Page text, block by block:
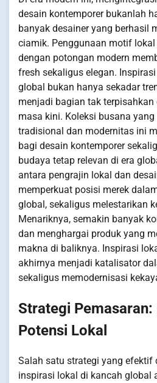
desain kontemporer bukanlah
banyak desainer yang berhasil
ciamik. Penggunaan motif
dengan potongan modern
fresh sekaligus elegan.
global bukan hanya sekadar
menjadi bagian tak
masa kini. Koleksi busana
tradisional dan modernitas ini
bagi desain kontemporer
budaya tetap relevan di era
antara pengrajin lokal dan
memperkuat posisi merek
global, sekaligus melestarikan
Menariknya, semakin banyak
dan menghargai produk yang
makna di baliknya. Inspirasi
akhirnya menjadi katalisator
sekaligus memodernisasi
Strategi
Potensi Lokal
Salah satu strategi yang efektif
inspirasi lokal di kancah global